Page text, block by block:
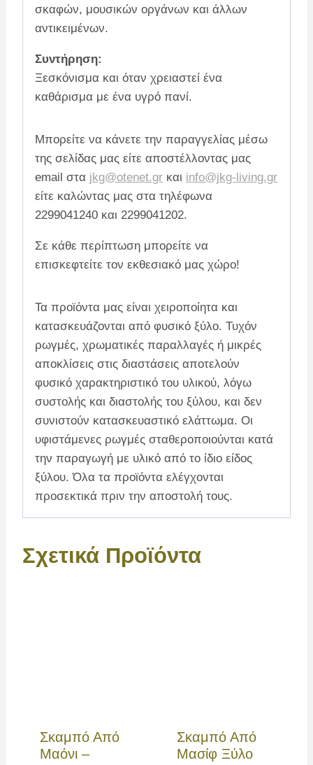
σκαφών, μουσικών οργάνων και άλλων
αντικειμένων.
Συντήρηση:
Ξεσκόνισμα και όταν χρειαστεί ένα
καθάρισμα με ένα υγρό πανί.
Μπορείτε να κάνετε την παραγγελίας μέσω
της σελίδας μας είτε αποστέλλοντας μας
email στα jkg@otenet.gr και info@jkg-living.gr
είτε καλώντας μας στα τηλέφωνα
2299041240 και 2299041202.
Σε κάθε περίπτωση μπορείτε να
επισκεφτείτε τον εκθεσιακό μας χώρο!
Τα προϊόντα μας είναι χειροποίητα και
κατασκευάζονται από φυσικό ξύλο. Τυχόν
ρωγμές, χρωματικές παραλλαγές ή μικρές
αποκλίσεις στις διαστάσεις αποτελούν
φυσικό χαρακτηριστικό του υλικού, λόγω
συστολής και διαστολής του ξύλου, και δεν
συνιστούν κατασκευαστικό ελάττωμα. Οι
υφιστάμενες ρωγμές σταθεροποιούνται κατά
την παραγωγή με υλικό από το ίδιο είδος
ξύλου. Όλα τα προϊόντα ελέγχονται
προσεκτικά πριν την αποστολή τους.
Σχετικά Προϊόντα
Σκαμπό Από
Μαόνι –
Σκαμπό Από
Μασίφ Ξύλο